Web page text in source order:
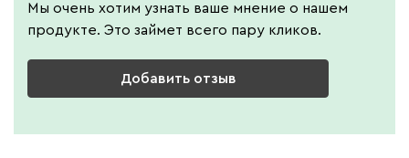
Мы очень хотим узнать ваше мнение о нашем
продукте. Это займет всего пару кликов.
Добавить отзыв